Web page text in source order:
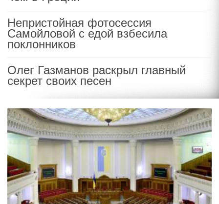
Непристойная фотосессия
Самойловой с едой взбесила
поклонников
Олег Газманов раскрыл главный
секрет своих песен